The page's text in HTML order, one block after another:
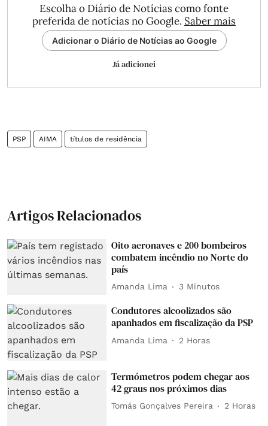
Escolha o Diário de Notícias como fonte
preferida de notícias no Google. Saber mais
Adicionar o Diário de Notícias ao Google
Já adicionei
PSP AIMA títulos de residência
Artigos Relacionados
Oito aeronaves e 200 bombeiros
combatem incêndio no Norte do
país
Amanda Lima 3 Minutos
Condutores alcoolizados são
apanhados em fiscalização da PSP
Amanda Lima 2 Horas
Termómetros podem chegar aos
42 graus nos próximos dias
Tomás Gonçalves Pereira 2 Horas